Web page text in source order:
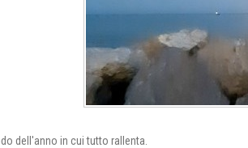
dell'anno in cui tutto rallenta.